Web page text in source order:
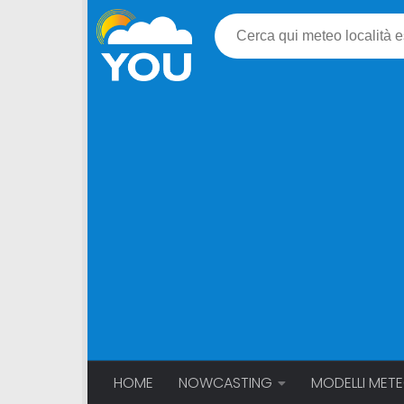
HOME NOWCASTING MODELLI